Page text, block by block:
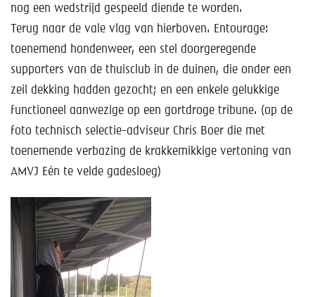
nog een wedstrijd gespeeld diende te worden.
Terug naar de vale vlag van hierboven. Entourage:
toenemend hondenweer, een stel doorgeregende
supporters van de thuisclub in de duinen, die onder een
zeil dekking hadden gezocht; en een enkele gelukkige
functioneel aanwezige op een gortdroge tribune. (op de
foto technisch selectie-adviseur Chris Boer die met
toenemende verbazing de krakkemikkige vertoning van
AMVJ Eén te velde gadesloeg)